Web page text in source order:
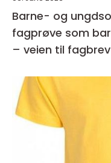
Barne- og
fagprøve som
– veien til fagbrev